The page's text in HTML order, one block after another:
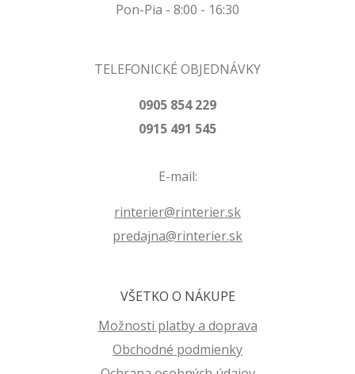
Pon-Pia - 8:00 - 16:30
TELEFONICKÉ OBJEDNÁVKY
0905 854 229
0915 491 545
E-mail:
rinterier@rinterier.sk
predajna@rinterier.sk
VŠETKO O NÁKUPE
Možnosti platby a doprava
Obchodné podmienky